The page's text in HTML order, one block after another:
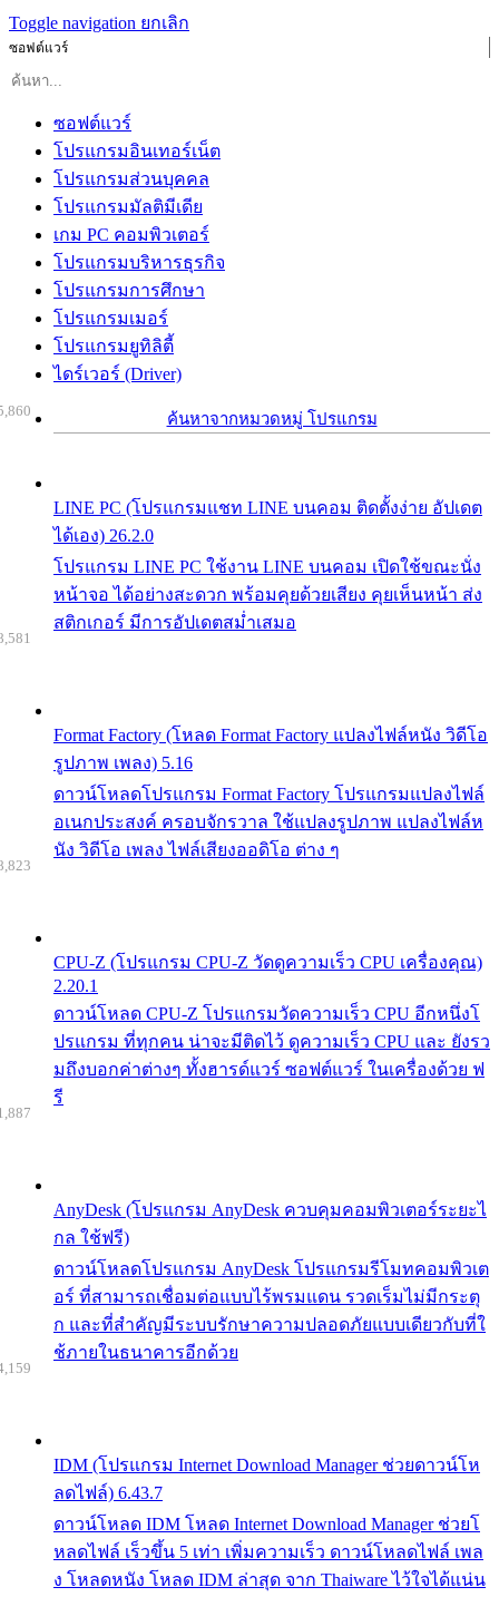
Toggle navigation ยกเลิก
ซอฟต์แวร์
ซอฟต์แวร์
โปรแกรมอินเทอร์เน็ต
โปรแกรมส่วนบุคคล
โปรแกรมมัลติมีเดีย
เกม PC คอมพิวเตอร์
โปรแกรมบริหารธุรกิจ
โปรแกรมการศึกษา
โปรแกรมเมอร์
โปรแกรมยูทิลิตี้
ไดร์เวอร์ (Driver)
ค้นหาจากหมวดหมู่ โปรแกรม
LINE PC (โปรแกรมแชท LINE บนคอม ติดตั้งง่าย อัปเดต
ได้เอง) 26.2.0
โปรแกรม LINE PC ใช้งาน LINE บนคอม เปิดใช้ขณะนั่ง
หน้าจอ ได้อย่างสะดวก พร้อมคุยด้วยเสียง คุยเห็นหน้า ส่ง
สติกเกอร์ มีการอัปเดตสม่ำเสมอ
Format Factory (โหลด Format Factory แปลงไฟล์หนัง วิดีโอ
รูปภาพ เพลง) 5.16
ดาวน์โหลดโปรแกรม Format Factory โปรแกรมแปลงไฟล์
อเนกประสงค์ ครอบจักรวาล ใช้แปลงรูปภาพ แปลงไฟล์ห
นัง วิดีโอ เพลง ไฟล์เสียงออดิโอ ต่าง ๆ
CPU-Z (โปรแกรม CPU-Z วัดดูความเร็ว CPU เครื่องคุณ)
2.20.1
ดาวน์โหลด CPU-Z โปรแกรมวัดความเร็ว CPU อีกหนึ่งโ
ปรแกรม ที่ทุกคน น่าจะมีติดไว้ ดูความเร็ว CPU และ ยังรว
มถึงบอกค่าต่างๆ ทั้งฮารด์แวร์ ซอฟต์แวร์ ในเครื่องด้วย ฟ
รี
AnyDesk (โปรแกรม AnyDesk ควบคุมคอมพิวเตอร์ระยะไ
กล ใช้ฟรี)
ดาวน์โหลดโปรแกรม AnyDesk โปรแกรมรีโมทคอมพิวเต
อร์ ที่สามารถเชื่อมต่อแบบไร้พรมแดน รวดเร็มไม่มีกระตุ
ก และที่สำคัญมีระบบรักษาความปลอดภัยแบบเดียวกับที่ใ
ช้ภายในธนาคารอีกด้วย
IDM (โปรแกรม Internet Download Manager ช่วยดาวน์โห
ลดไฟล์) 6.43.7
ดาวน์โหลด IDM โหลด Internet Download Manager ช่วยโ
หลดไฟล์ เร็วขึ้น 5 เท่า เพิ่มความเร็ว ดาวน์โหลดไฟล์ เพล
ง โหลดหนัง โหลด IDM ล่าสุด จาก Thaiware ไว้ใจได้แน่น